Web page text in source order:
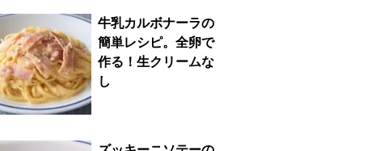
牛乳カルボナーラの
簡単レシピ。全卵で
作る！生クリームな
し